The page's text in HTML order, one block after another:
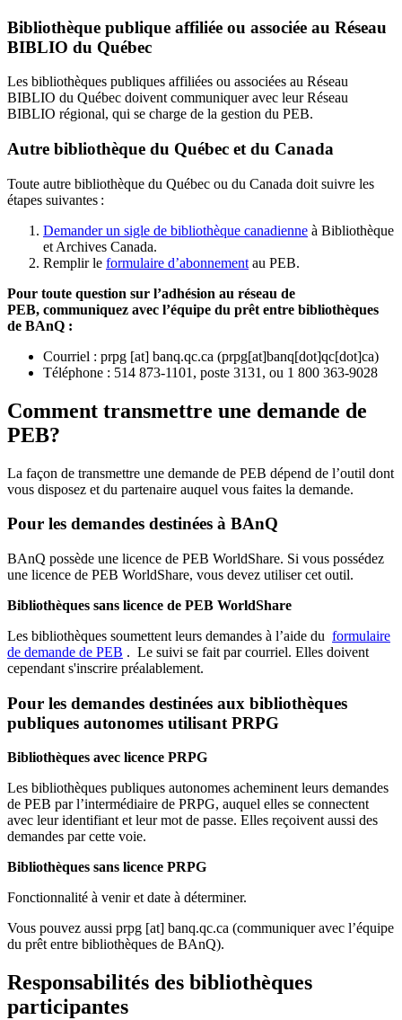
Bibliothèque publique affiliée ou associée au Réseau
BIBLIO du Québec
Les bibliothèques publiques affiliées ou associées au Réseau
BIBLIO du Québec doivent communiquer avec leur Réseau
BIBLIO régional, qui se charge de la gestion du PEB.
Autre bibliothèque du Québec et du Canada
Toute autre bibliothèque du Québec ou du Canada doit suivre les
étapes suivantes :
Demander un sigle de bibliothèque canadienne à Bibliothèque
et Archives Canada.
Remplir le formulaire d’abonnement au PEB.
Pour toute question sur l’adhésion au réseau de
PEB, communiquez avec l’équipe du prêt entre bibliothèques
de BAnQ :
Courriel : prpg [at] banq.qc.ca (prpg[at]banq[dot]qc[dot]ca)
Téléphone : 514 873-1101, poste 3131, ou 1 800 363-9028
Comment transmettre une demande de
PEB?
La façon de transmettre une demande de PEB dépend de l’outil dont
vous disposez et du partenaire auquel vous faites la demande.
Pour les demandes destinées à BAnQ
BAnQ possède une licence de PEB WorldShare. Si vous possédez
une licence de PEB WorldShare, vous devez utiliser cet outil.
Bibliothèques sans licence de PEB WorldShare
Les bibliothèques soumettent leurs demandes à l’aide du formulaire
de demande de PEB . Le suivi se fait par courriel. Elles doivent
cependant s'inscrire préalablement.
Pour les demandes destinées aux bibliothèques
publiques autonomes utilisant PRPG
Bibliothèques avec licence PRPG
Les bibliothèques publiques autonomes acheminent leurs demandes
de PEB par l’intermédiaire de PRPG, auquel elles se connectent
avec leur identifiant et leur mot de passe. Elles reçoivent aussi des
demandes par cette voie.
Bibliothèques sans licence PRPG
Fonctionnalité à venir et date à déterminer.
Vous pouvez aussi prpg [at] banq.qc.ca (communiquer avec l’équipe
du prêt entre bibliothèques de BAnQ).
Responsabilités des bibliothèques
participantes